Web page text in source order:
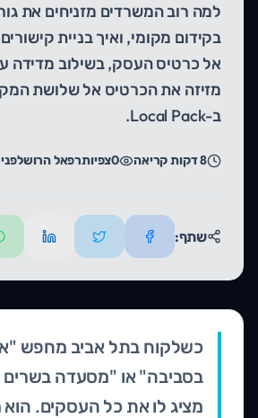
למה רוב המשרדים מזניחים את
בקידום מקומי, ואיך בניית
אל כרטיס העסק, בשילוב מדידה
מזיזה את הכרטיס אל שלושת
ב-Local Pack.
8דקות קריאה 0צפיותרפאל הרוש
שתף:
כשלקוח בתל אביב מחפש
בסביבה" או "מסעדה בשרים
מציג לו את כל העסקים.